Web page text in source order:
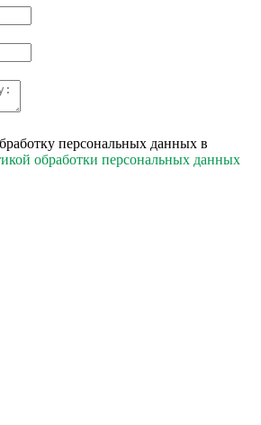
персональных данных в
обработки персональных данных